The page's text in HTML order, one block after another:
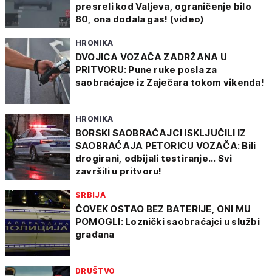
presreli kod Valjeva, ograničenje bilo
80, ona dodala gas! (video)
HRONIKA
DVOJICA VOZAČA ZADRŽANA U
PRITVORU: Pune ruke posla za
saobraćajce iz Zaječara tokom vikenda!
HRONIKA
BORSKI SAOBRAĆAJCI ISKLJUČILI IZ
SAOBRAĆAJA PETORICU VOZAČA: Bili
drogirani, odbijali testiranje... Svi
završili u pritvoru!
SRBIJA
ČOVEK OSTAO BEZ BATERIJE, ONI MU
POMOGLI: Loznički saobraćajci u službi
građana
DRUŠTVO